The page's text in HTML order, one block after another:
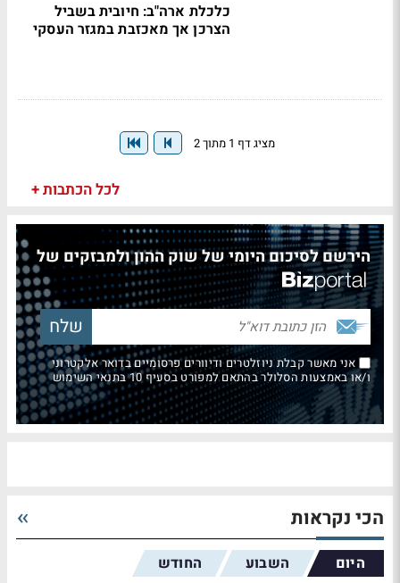
כלכלת ארה"ב: חיובית בשביל
הצרכן אך מאכזבת במגזר העסקי
מציג דף 1 מתוך 2
לכל הכתבות +
הירשם לסיכום היומי של שוק ההון ולמבזקים של
אני מאשר קבלת ניוזלטרים ודיוורים פרסומיים בדואר אלקטרוני
ו/או באמצעות הסלולר בהתאם למפורט בסעיף 10 בתנאי השימוש
הכי נקראות
היום השבוע החודש